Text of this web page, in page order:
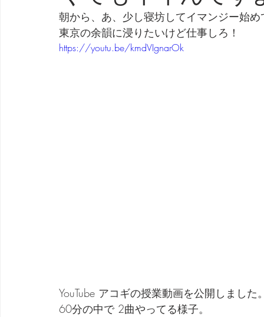
劇団 Avan 劇伴が出来るまでを追ったドキュメンタリー
朝から、あ、少し寝坊してイマンジー始め
東京の余韻に浸りたいけど仕事しろ！
https://youtu.be/kmdVIgnarOk
YouTube アコギの授業動画を公開しました
60分の中で 2曲やってる様子。